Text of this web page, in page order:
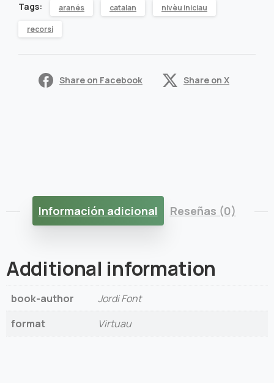
del
català
Tags: aranés catalan nivèu iniciau
recorsi
Share on Facebook Share on X
Información adicional Reseñas (0)
Additional information
book-author
Jordi Font
format
Virtuau